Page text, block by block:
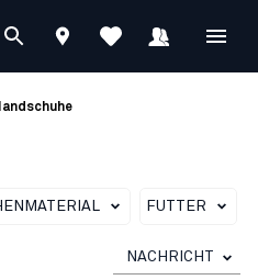
FUTTER
NACHRICHT